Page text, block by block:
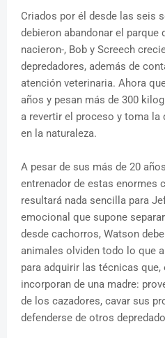
Criados por él desde las seis
debieron abandonar el parque
nacieron-, Bob y Screech
depredadores, además de
atención veterinaria. Ahora
años y pesan más de 300
a revertir el proceso y toma
en la naturaleza.
A pesar de sus más de 20
entrenador de estas enormes
resultará nada sencilla para
emocional que supone
desde cachorros, Watson
animales olviden todo lo que
para adquirir las técnicas que,
incorporan de una madre:
de los cazadores, cavar sus
defenderse de otros